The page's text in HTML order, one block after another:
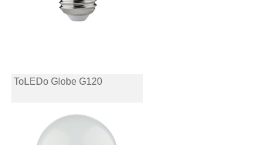
ToLEDo Globe G120